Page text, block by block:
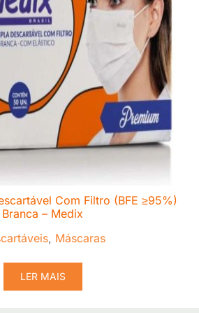
Com Filtro (BFE ≥95%)
Branca – Medix
, Máscaras
LER MAIS